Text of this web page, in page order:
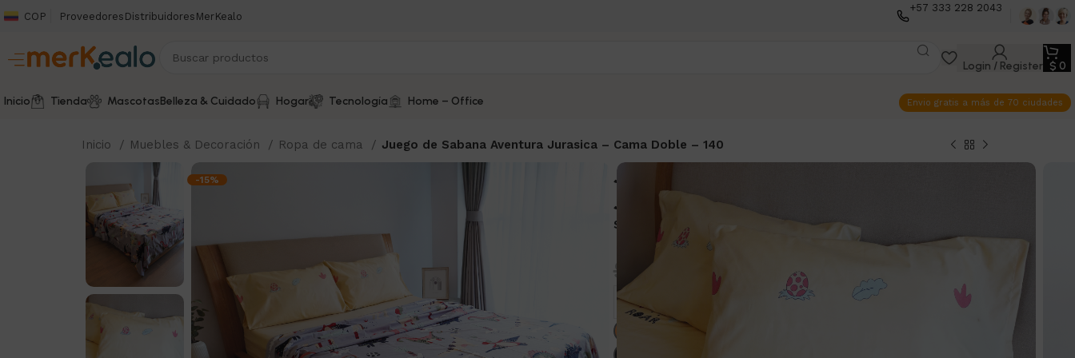
COP Proveedores Distribuidores MerKealo
+57 333 228 2043
Login / Register $ 0
Inicio Tienda MascotasBelleza & Cuidado Hogar Tecnología Home – Office Envio gratis a más de 70 ciudades
Inicio Muebles & Decoración Ropa de cama Juego de Sabana Aventura Jurasica – Cama Doble – 140
-15%
Juego de Sabana Aventura
Jurasica – Cama Doble – 140
SKU: 2665-93
104.000 87.900